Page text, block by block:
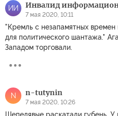
ИИ Инвалид
7 мая 2020, 10:11
"Кремль с незапамятных
для политического шантажа."
Западом торговали.
N n-tutynin
7 мая 2020, 10:26